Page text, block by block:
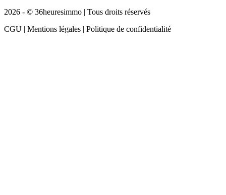
2026 - © 36heuresimmo | Tous droits réservés
CGU | Mentions légales | Politique de confidentialité